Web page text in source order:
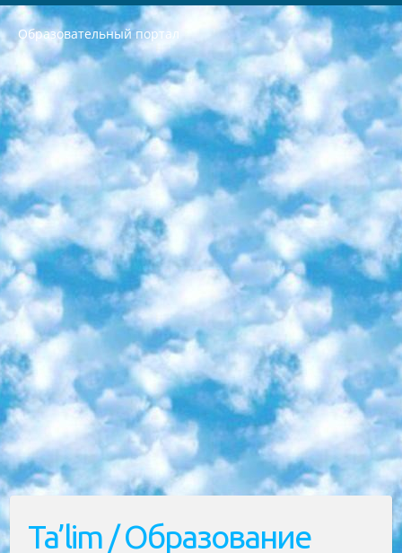
Образовательный портал
РЕСПУБЛИКА УЗБЕКИСТАН МИНИСТРЕРСТВО ДОШКОЛЬНОГО И ШКОЛЬНОГО ОБРАЗОВАНИЯ КОМАНДА в общеобразовательных учреждениях в 2023-2024 учебном году организация и проведение итоговой государственной аттестации обучающихся о Министра дошкольного и школьного образования Республики Узбекистан от 4 марта 2008 года (постановлением Минюста от 20 марта 2008 года № 1778 государственной регистрации) «Итоговое состояние учащихся общего среднего образования на основании положения об утверждении положения об аттестации общего среднего образования выпускной экзамен студентов в образовательных учреждениях в 2023-2024 учебном году В целях организации и прохождения аттестации приказываю: 1. Следующее: перечень предметов, по которым будет проводиться итоговая государственная аттестация и экзамен формы перевода согласно приложению 1; сертификаты международного образца, оценивающие уровень владения иностранными языками перечень согласно приложению 2; 2. Педагогический при специализированных образовательных учреждениях. научно-практический центр квалификации и международной оценки (Д.Давидова) 2024 г. До 25 марта: задания по предметам, по которым будет проводиться итоговая аттестация разработка и утверждение технических условий; итоговая аттестация на основании разработанного предметного задания разработка вопросов по предметам (устно и письменно), экзамен передача; общеобразовательные средние школы и специальные учебные заведения учащиеся выпускных классов школ и интернатов в агентской системе подготовка базы данных экзаменационных материалов и критериев оценки; перевод базы экзаменационных материалов на все языки обучения подать в Республиканский образовательный центр для изготовления; варианты экзаменов на основе разработанных контрольных материалов пусть будут поставлены задачи формирования. 3. Республиканский образовательный центр (Ш.Худайкулов) до 5 апреля 2024 года. до: база данных предоставленных экзаменационных материалов на все языки обучения перевод и экспертиза; для слепых, слабовидящих, глухих, слабослышащих и умственно отсталых детей учащиеся выпускных классов специализированных школ и школ-интернатов база данных экзаменационных материалов на всех преподаваемых языках подготовка критериев оценки; специализированные школы для умственно отсталых детей и технологии для учащихся выпускных классов школ-интернатов разработка соответствующих рекомендаций и критериев проведения ЕГЭ по естествознанию давать задания. 4. Педагогический при специализированных образовательных учреждениях. Научно-практический центр навыков и международной оценки (Д.Давидова), Республика образовательный центр (Худайкулов Ш.) итоговый государственный аттестационный экзамен ориентирован на творческое и логическое мышление при подготовке базы материалов учитывать введение заданий. 5. Следует отметить, что: сертификат государственного образца о знании общеобразовательного предмета и как минимум национальный уровень B1 по предметам на иностранных языках, указанным в Приложении 2. или международно признанный сертификат эквивалентного уровня студенты, изучающие определенный предмет, освобождаются от экзамена; по соответствующим предметам запланирована итоговая государственная аттестация за день до дня, путем жеребьевки Рабочей группой (в письменной форме по предметам, проводимым в форме) из числа сформированных вариантов выбрано 2 варианта; 2 выбранных варианта экзамена анонсированы на официальном сайте министерства и все выпускники по всей стране на основе этих вариантов проводит итоговую государственную аттестацию. 6. Государственное образование учащихся средних общеобразовательных учреждений. знания в соответствии с квалификационными требованиями, которые необходимо приобрести на основании стандартов итоговый (выпускной) контроль для 9 и 11 классов в целях тестирования Экзамены (далее – экзамены) состоят из предметов, перечисленных в приложении 1. будет сделано. 7. Экзамены пройдут с 26 мая по 15 июня 2024 г. (кроме науки физического воспитания). 8. Физическая для учащихся 9 классов общесредних образовательных учреждений. Экзамены по предмету «Образование, квалификация медицина» 1-6 мая 2024 года. сотрудники перевести под присмотр (с отклонениями в физическом или умственном развитии) специализированная школа для детей, школы-интернаты и со сколиозом школы-интернаты санаторного типа для больных детей исключены). 9. Он был слепым, слабовидящим и имел нарушения опорно-двигательного аппарата. экзамены в специализированных школах и интернатах для детей должны проводиться исходя из требований, предъявляемых к общеобразовательным учреждениям (физкультура кроме науки). 10. Специализированная школа для глухих и слабослышащих детей. и экзамены в интернатах и быть реализован в виде письменного теста по математике. 11. Специальность для умственно отсталых детей. Для 9 класса Родной язык и литературное письмо Государственный язык (язык обучения – узбекский). для неклассов) написано Математическое письмо Письменная/устная история Узбекистана Физическое воспитание практично Итоговый контроль Для 11 класса Написание родного языка и литературы (эссе) Математическое письмо Узбекский язык (обучение на узбекском языке) не посещающее общее среднее образование для учреждений)/Образовательное учреждение выбор письменный и устный Иностранный язык письменный/устный Письменная/устная история Узбекистана *По выбору студента:  Химия  Физика  Основы государственного права  География 10 бесплатных образовательных ресурсов - Мы составили подборку онлайн-проектов с интерактивными упражнениями, видеолекциями и статьями. Они помогут вам обрести новые и освежить старые знания бесплатно. 1. «ИНТУИТ» Старейшая образовательная площадка Рунета. Здесь вы найдёте сотни текстовых и видеокурсов на десятки различных тем — от программирования до психологии. Многие курсы подготовлены российскими университетами и крупными международными компаниями вроде Intel и Microsoft. Самостоятельное обучение бесплатное, но желающие могут оплатить услуги персональных наставников. 2. «Смартия» знакомит с актуальными профессиями и подсказывает, как им обучаться. Выбрав заинтересовавшую вас специальность — SMM-специалист, фотограф, веб-дизайнер или другую, — увидите список необходимых для неё умений. Чтобы вы могли освоить их самостоятельно, для каждого умения площадка отображает подборку ссылок на учебные материалы. Хотя «Смартия» ориентируется на русскоязычную аудиторию, часть контента всё же доступна только на английском. 3. «Лекторий Физтеха» Проект Московского физико-технического института (Физтеха). С его помощью вы можете смотреть онлайн серии лекций, записанные на видео в этом вузе. В числе доступных предметов — физика, биология, химия, информационные технологии и другие. К некоторым лекциям администрация ресурса прилагает готовые конспекты, которые можно скачивать в PDF-формате. 4. ITMOcourses Онлайн-площадка Санкт-Петербургского национального исследовательского университета информационных технологий, механики и оптики (ИТМО). Ресурс предоставляет свободный доступ к курсам, разработанным в этом вузе. Каталог материалов разбит на четыре категории: «Оптические системы и технологии», «Приборостроение и робототехника», «Информационные технологии» и «Биотехнологии». Курсы состоят из видеолекций, интерактивных демонстраций и заданий. 5. «КиберЛенинка» Электронная научная библиотека открытого доступа. Каталог площадки регулярно обрастает текстами статей из различных научных изданий. Сгруппированные по журналам и рубрикам публикации можно читать онлайн или скачивать целиком в PDF-формате. Проект нацелен на популяризацию науки за счёт открытого доступа к качественной информации. 6. «ПостНаука» На этом ресурсе публикуют подборки видеолекций, составленные экспертами из разных отраслей и объединённые общими темами. Среди них, к примеру, есть серии «Биоинформатика и геномика», «Культура средневековой Скандинавии» и Cinema Studies о теории кино. Каждая подборка лекций — логически связанная история, рассказанная экспертом от первого лица. Кроме того, на сайте появляются научно-образовательные статьи и тесты на разные темы. 7. «Newочём» Команда проекта «Newочём» отбирает самые интересные тексты из англоязычных СМИ и переводит те из них, за которые голосуют участники сообщества «ВКонтакте». По большей части это научно-популярные статьи. Редакторы придумывают лишь заголовки, в остальном содержание переводов соответствует оригиналам. Полные тексты можно читать прямо в социальной сети. 8. InternetUrok Онлайн-база материалов по основным дисциплинам школьной программы. Информация на сайте структурирована по классам, предметам и темам (урокам). Каждый урок состоит из видеолекций и конспектов. Есть также интерактивные тренажёры и тесты для закрепления пройденного материала. Даже если вы давно окончили школу, возможность повторить программу старших классов всегда может пригодиться. 9. Edutainme Ещё один ресурс об образовании. В отличие от Newtonew, как мне кажется, Edutainme больше ориентируется на представителей индустрии: педагогов, предпринимателей, разработчиков образовательных проектов. Но и любой, кто просто стремится к саморазвитию, найдёт на сайте много полезного и интересного для себя. Например, информацию о новых курсах и образовательных сервисах. 10. Newtonew Онлайн-медиа об образовании и обучении в широком смысле. Авторы Newtonew пишут об инструментах, заведениях, тактиках и стратегиях, которые помогают учить других и получать новые знания самостоятельно. На этой площадке вы найдёте новости, обзоры, аналитические мат
Ta’lim / Образование